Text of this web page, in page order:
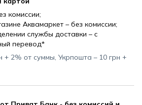
комиссии;
Аквамаркет – без комиссии;
службы доставки – с
перевод*
+ 2% от суммы, Укрпошта – 10 грн +